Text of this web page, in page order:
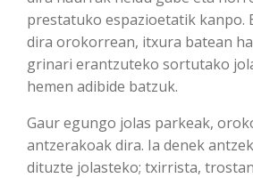
prestatuko espazioetatik kanpo.
dira orokorrean, itxura batean
grinari erantzuteko sortutako
hemen adibide batzuk.
Gaur egungo jolas parkeak,
antzerakoak dira. Ia denek
dituzte jolasteko; txirrista,